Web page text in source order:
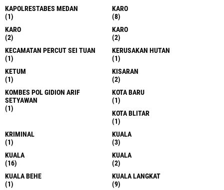
KAPOLRESTABES MEDAN
(1)
KARO
(8)
KARO
(2)
KARO
(2)
KECAMATAN PERCUT SEI TUAN
(1)
KERUSAKAN HUTAN
(1)
KETUM
(1)
KISARAN
(2)
KOMBES POL GIDION ARIF
SETYAWAN
(1)
KOTA BARU
(1)
KOTA BLITAR
(1)
KRIMINAL
(1)
KUALA
(3)
KUALA
(16)
KUALA
(2)
KUALA BEHE
(1)
KUALA LANGKAT
(9)